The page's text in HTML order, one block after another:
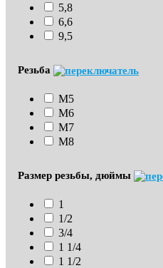
5,8
6,6
9,5
Резьба
М5
М6
М7
М8
Размер резьбы, дюймы
1
1/2
3/4
1 1/4
1 1/2